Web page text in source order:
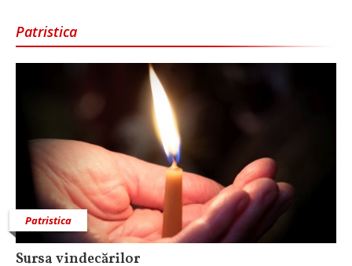
Patristica
Patristica
Sursa vindecărilor